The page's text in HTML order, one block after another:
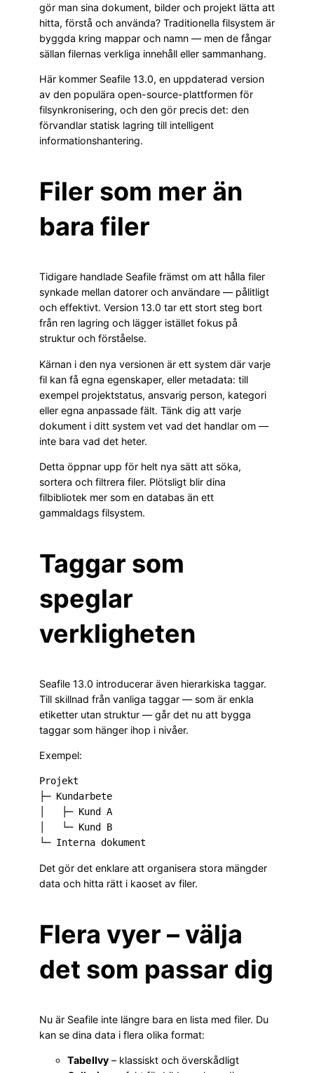
gör man sina dokument, bilder och projekt lätta att
hitta, förstå och använda? Traditionella filsystem är
byggda kring mappar och namn — men de fångar
sällan filernas verkliga innehåll eller sammanhang.
Här kommer Seafile 13.0, en uppdaterad version
av den populära open-source-plattformen för
filsynkronisering, och den gör precis det: den
förvandlar statisk lagring till intelligent
informationshantering.
Filer som mer än
bara filer
Tidigare handlade Seafile främst om att hålla filer
synkade mellan datorer och användare — pålitligt
och effektivt. Version 13.0 tar ett stort steg bort
från ren lagring och lägger istället fokus på
struktur och förståelse.
Kärnan i den nya versionen är ett system där varje
fil kan få egna egenskaper, eller metadata: till
exempel projektstatus, ansvarig person, kategori
eller egna anpassade fält. Tänk dig att varje
dokument i ditt system vet vad det handlar om —
inte bara vad det heter.
Detta öppnar upp för helt nya sätt att söka,
sortera och filtrera filer. Plötsligt blir dina
filbibliotek mer som en databas än ett
gammaldags filsystem.
Taggar som
speglar
verkligheten
Seafile 13.0 introducerar även hierarkiska taggar.
Till skillnad från vanliga taggar — som är enkla
etiketter utan struktur — går det nu att bygga
taggar som hänger ihop i nivåer.
Exempel:
Projekt
├─ Kundarbete
│   ├─ Kund A
│   └─ Kund B
Det gör det enklare att organisera stora mängder
data och hitta rätt i kaoset av filer.
Flera vyer – välja
det som passar dig
Nu är Seafile inte längre bara en lista med filer. Du
kan se dina data i flera olika format:
Tabellvy – klassiskt och överskådligt